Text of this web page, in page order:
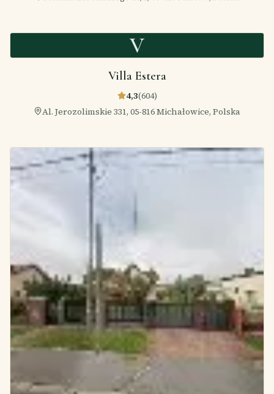
V
Villa Estera
4,3(604)
Al. Jerozolimskie 331, 05-816 Michałowice, Polska